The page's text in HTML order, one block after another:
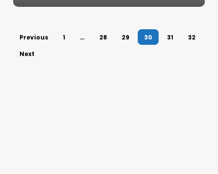
Previous 1 … 28 29 30 31
32
Next